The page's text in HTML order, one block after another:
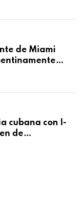
de Miami
cubana con I-
de